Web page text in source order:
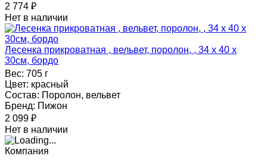
2 774 ₽
Нет в наличии
Лесенка прикроватная , вельвет, поролон, , 34 х 40 х
30см, бордо
Вес: 705 г
Цвет: красный
Состав: Поролон, вельвет
Бренд: Пижон
2 099 ₽
Нет в наличии
Компания